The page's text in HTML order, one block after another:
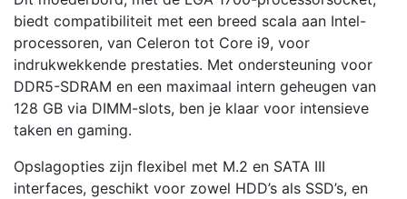
biedt compatibiliteit met een breed scala aan Intel-
processoren, van Celeron tot Core i9, voor
indrukwekkende prestaties. Met ondersteuning voor
DDR5-SDRAM en een maximaal intern geheugen van
128 GB via DIMM-slots, ben je klaar voor intensieve
taken en gaming.
Opslagopties zijn flexibel met M.2 en SATA III
interfaces, geschikt voor zowel HDD’s als SSD’s, en